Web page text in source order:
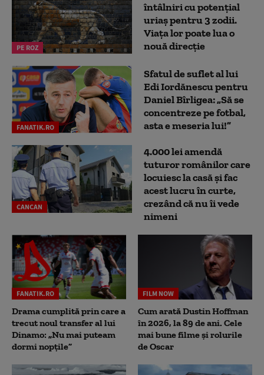
PE ROZ
întâlniri cu potențial
uriaș pentru 3 zodii.
Viața lor poate lua o
nouă direcție
FANATIK.RO
Sfatul de suflet al lui
Edi Iordănescu pentru
Daniel Bîrligea: „Să se
concentreze pe fotbal,
asta e meseria lui!”
CANCAN
4.000 lei amendă
tuturor românilor care
locuiesc la casă și fac
acest lucru în curte,
crezând că nu îi vede
nimeni
FANATIK.RO
Drama cumplită prin care a
trecut noul transfer al lui
Dinamo: „Nu mai puteam
dormi nopțile”
FILM NOW
Cum arată Dustin Hoffman
în 2026, la 89 de ani. Cele
mai bune filme și rolurile
de Oscar